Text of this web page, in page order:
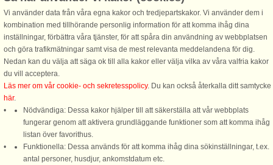
landskab med fremragende ro og
smuk udsigt. Sommerhuset er
totalrenoveret ...
från 15.117 SEK
soveværelser med to dobbeltsenge
og tre enkeltsenge, der kan rumme
op til fem personer. ...
Sealla stugor i området .
DanCenter A/S - Kronprinsensgade 3, 2. - 1114 København K - Danmark
Vi använder data från våra egna kakor och tredjepartskakor. Vi använder dem i
kombination med tillhörande personlig information för att komma ihåg dina
inställningar, förbättra våra tjänster, för att spåra din användning av webbplatsen
och göra trafikmätningar samt visa de mest relevanta meddelandena för dig.
Nedan kan du välja att säga ok till alla kakor eller välja vilka av våra valfria kakor
du vill acceptera.
Läs mer om vår cookie- och sekretesspolicy. Du kan också återkalla ditt samtycke
här.
Nödvändiga: Dessa kakor hjälper till att säkerställa att vår webbplats
fungerar genom att aktivera grundläggande funktioner som att komma ihåg
listan över favorithus.
Funktionella: Dessa används för att komma ihåg dina sökinställningar, t.ex.
antal personer, husdjur, ankomstdatum etc.